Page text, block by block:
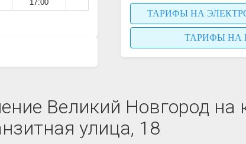
17:00
ТАРИФЫ НА
ТАРИФЫ НА
Великий Новгород на
улица, 18